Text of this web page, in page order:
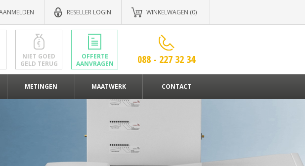
WINKELWAGEN (0)
RESELLER LOGIN
NIET GOED
GELD TERUG
OFFERTE
AANVRAGEN
088 - 227 32 34
METINGEN MAATWERK CONTACT